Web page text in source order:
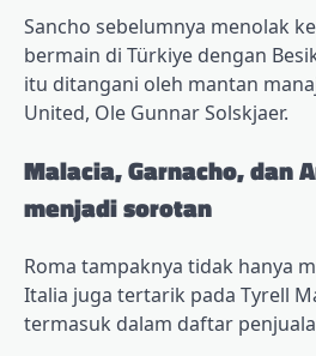
Sancho sebelumnya menolak
bermain di Türkiye dengan
itu ditangani oleh mantan
United, Ole Gunnar Solskjaer.
Malacia, Garnacho, dan
menjadi sorotan
Roma tampaknya tidak hanya
Italia juga tertarik pada Tyrell
termasuk dalam daftar